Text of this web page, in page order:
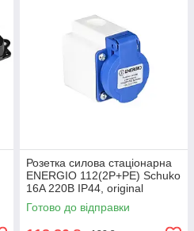
Розетка силова стаціонарна
ENERGIO 112(2P+PE) Schuko
16A 220В IP44, original
Готово до відправки